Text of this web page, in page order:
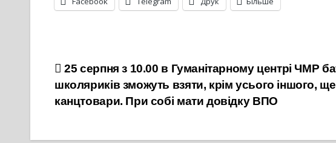
Навігація
записів
25 серпня з 10.00 в Гуманітарному центрі ЧМР
школяриків зможуть взяти, крім усього іншого,
канцтовари. При собі мати довідку ВПО